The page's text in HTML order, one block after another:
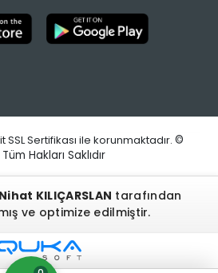
Sertifikası ile korunmaktadır. ©
Tüm Hakları Saklıdır
Nihat KILIÇARSLAN tarafından
ve optimize edilmiştir.